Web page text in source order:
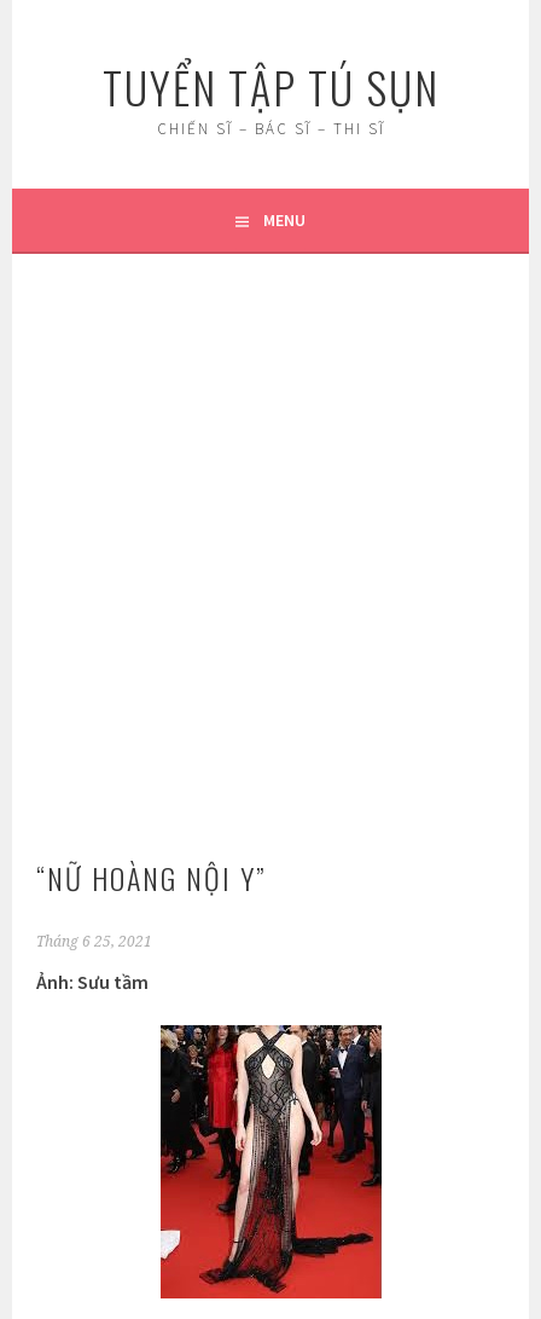
TUYỂN TẬP TÚ SỤN
CHIẾN SĨ – BÁC SĨ – THI SĨ
MENU
“NỮ HOÀNG NỘI Y”
Tháng 6 25, 2021
Ảnh: Sưu tầm